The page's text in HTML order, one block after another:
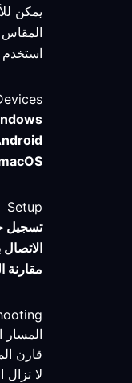
يمكن
استخدم
Setup
تسجيل
مقارنة
المسار
قارن
لا